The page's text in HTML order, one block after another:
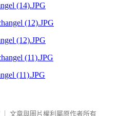
(14).JPG
(12).JPG
(11).JPG
文章與圖片權利屬原作者所有